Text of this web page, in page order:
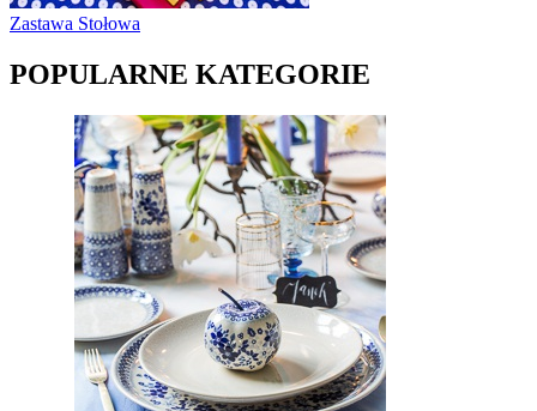
Zastawa Stołowa
POPULARNE KATEGORIE